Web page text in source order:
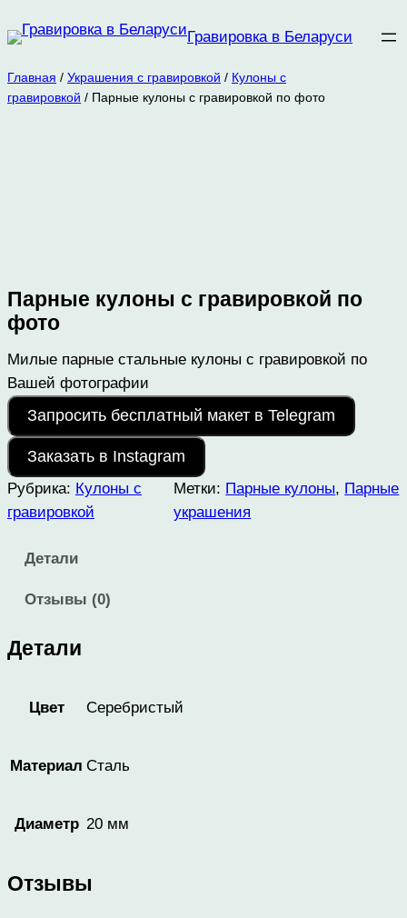
к
Гравировка в Беларуси
Главная / Украшения с гравировкой / Кулоны с
гравировкой / Парные кулоны с гравировкой по фото
Парные кулоны с гравировкой по
фото
Милые парные стальные кулоны с гравировкой по
Вашей фотографии
Запросить бесплатный макет в Telegram
Заказать в Instagram
Рубрика: Кулоны с
гравировкой
Метки: Парные кулоны, Парные
украшения
Детали
Отзывы (0)
Детали
Цвет Серебристый
Материал Сталь
Диаметр 20 мм
Отзывы